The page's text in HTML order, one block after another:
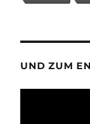
UND ZUM